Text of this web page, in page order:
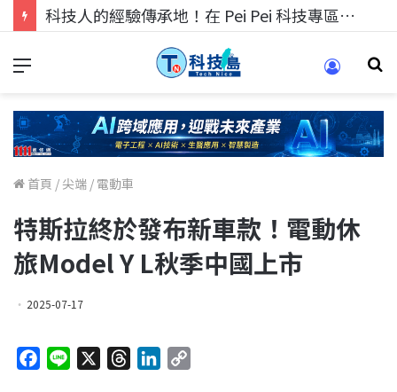
科技人的經驗傳承地！在 Pei Pei 科技專區，與學弟妹交流最硬核的技術
首頁 /尖端 / 電動車
特斯拉終於發布新車款！電動休
旅Model Y L秋季中國上市
2025-07-17